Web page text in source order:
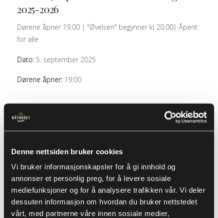
Denne nettsiden bruker cookies
Vi bruker informasjonskapsler for å gi innhold og
annonser et personlig preg, for å levere sosiale
mediefunksjoner og for å analysere trafikken vår. Vi deler
dessuten informasjon om hvordan du bruker nettstedet
vårt, med partnerne våre innen sosiale medier,
2025-2026
Dørene åpner 19.00 | "Øvelsen" begynner kl 20.00| Åpent
for alle
Dato: 5. september 2025
Dørene åpner: 19:00
KR
PARTYKVELD